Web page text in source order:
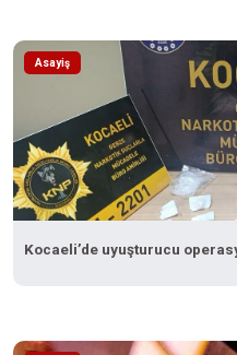
Asayiş
Kocaeli’de uyuşturucu